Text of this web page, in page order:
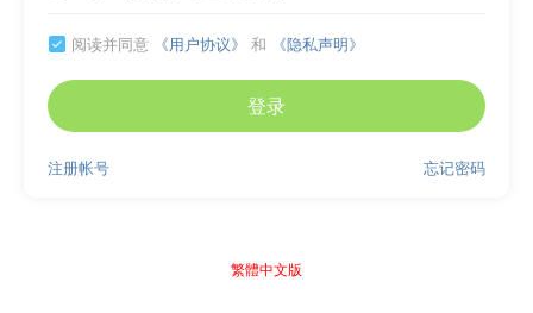
 阅读并同意 《用户协议》 和 《隐私声明》
登录
忘记密码
注册帐号
繁體中文版